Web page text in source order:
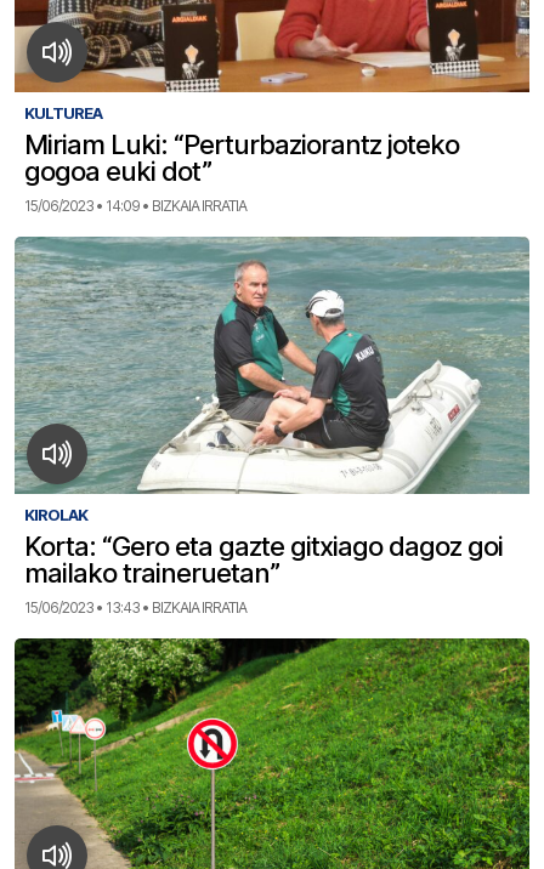
KULTUREA
Miriam Luki: “Perturbaziorantz joteko
gogoa euki dot”
15/06/2023 • 14:09 • BIZKAIA IRRATIA
KIROLAK
Korta: “Gero eta gazte gitxiago dagoz goi
mailako traineruetan”
15/06/2023 • 13:43 • BIZKAIA IRRATIA